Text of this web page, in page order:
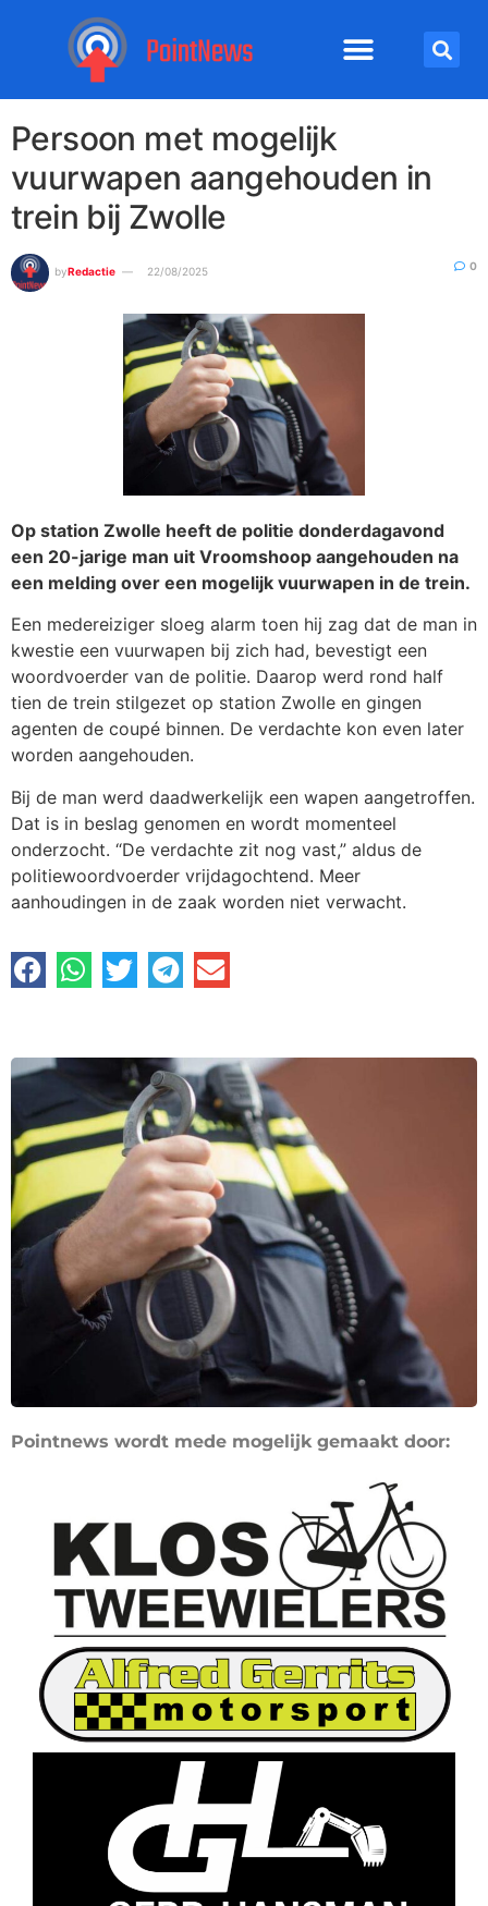
Persoon met mogelijk
vuurwapen aangehouden in
trein bij Zwolle
byRedactie 22/08/2025 0
Op station Zwolle heeft de politie donderdagavond
een 20-jarige man uit Vroomshoop aangehouden na
een melding over een mogelijk vuurwapen in de trein.
Een medereiziger sloeg alarm toen hij zag dat de man in
kwestie een vuurwapen bij zich had, bevestigt een
woordvoerder van de politie. Daarop werd rond half
tien de trein stilgezet op station Zwolle en gingen
agenten de coupé binnen. De verdachte kon even later
worden aangehouden.
Bij de man werd daadwerkelijk een wapen aangetroffen.
Dat is in beslag genomen en wordt momenteel
onderzocht. “De verdachte zit nog vast,” aldus de
politiewoordvoerder vrijdagochtend. Meer
aanhoudingen in de zaak worden niet verwacht.
Pointnews wordt mede mogelijk gemaakt door: